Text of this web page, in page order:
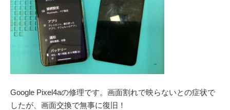
Google Pixel4aの修理です。画面割れで映らないとの症状で
したが、画面交換で無事に復旧！